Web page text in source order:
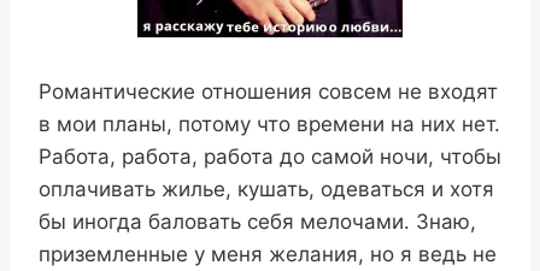
Романтические отношения совсем не входят
в мои планы, потому что времени на них нет.
Работа, работа, работа до самой ночи, чтобы
оплачивать жилье, кушать, одеваться и хотя
бы иногда баловать себя мелочами. Знаю,
приземленные у меня желания, но я ведь не